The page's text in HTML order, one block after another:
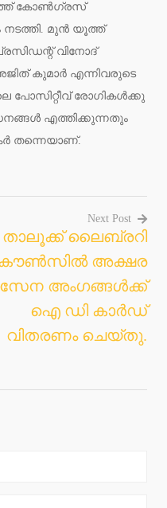
കോണ്‍ഗ്രസ്
മുന്‍ യൂത്ത്
വിനോദ്
കുമാര്‍ എന്നിവരുടെ
പോസിറ്റീവ് രോഗികള്‍ക്കു
എത്തിക്കുന്നതും
തന്നെയാണ്.
Next Post
താലൂക്ക് ലൈബ്രറി
അക്ഷര
സേന അംഗങ്ങള്‍ക്ക്
ഐ ഡി കാര്‍ഡ്
വിതരണം ചെയ്തു.